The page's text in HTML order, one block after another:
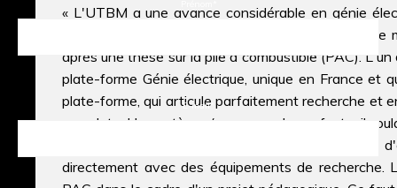
« L'UTBM a une avance considérable en génie
choix de l'établissement parmi les trois postes
après une thèse sur la pile à combustible (PAC).
plate-forme Génie électrique, unique en France et
plate-forme, qui articule parfaitement recherche et
complets. Un système (par exemple, un fauteuil
recherche, devient objet de développement et
directement avec des équipements de
E-mail*